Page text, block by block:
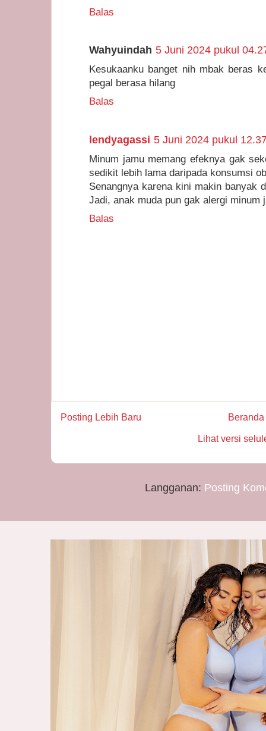
Balas
Wahyuindah 5 Juni 2024 pukul
Kesukaanku banget nih mbak beras
pegal berasa hilang
Balas
lendyagassi 5 Juni 2024 pukul
Minum jamu memang efeknya gak
sedikit lebih lama daripada konsumsi
Senangnya karena kini makin banyak
Jadi, anak muda pun gak alergi minum
Balas
Posting Lebih Baru Beranda
Lihat versi
Langganan: Posting